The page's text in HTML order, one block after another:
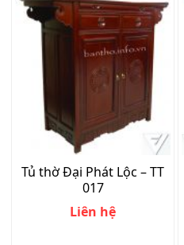
Tủ thờ Đại Phát Lộc – TT
017
Liên hệ